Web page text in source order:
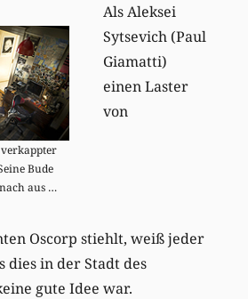
Bude
aus …
Als Aleksei
Sytsevich (Paul
Giamatti)
einen Laster
von
Oscorp stiehlt, weiß jeder
dies in der Stadt des
gute Idee war.